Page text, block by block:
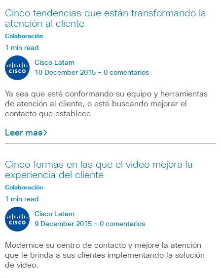
Cinco tendencias que están transformando la
atención al cliente
Colaboración
1 min read
Cisco Latam
10 December 2015 - 0 comentarios
Ya sea que esté conformando su equipo y herramientas
de atención al cliente, o esté buscando mejorar el
contacto que establece
Leer mas
Cinco formas en las que el video mejora la
experiencia del cliente
Colaboración
1 min read
Cisco Latam
9 December 2015 - 0 comentarios
Modernice su centro de contacto y mejore la atención
que le brinda a sus clientes implementando la solución
de video.